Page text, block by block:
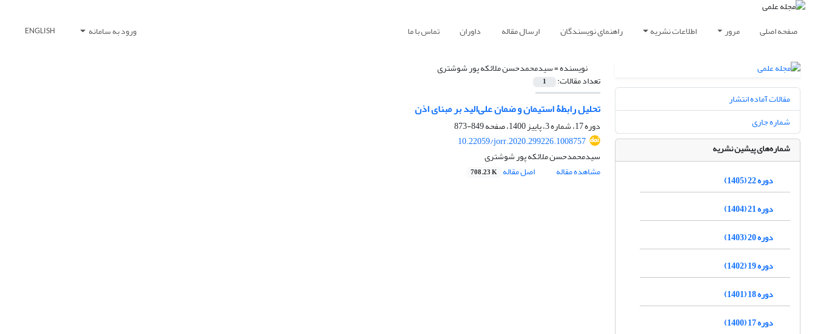
صفحه اصلی مرور اطلاعات نشریه راهنمای نویسندگان ارسال مقاله داوران تماس با ما ورود به سامانه ENGLISH
نویسنده =سیدمحمدحسن ملائکه پور شوشتری
تعداد مقالات: 1
تحلیل رابطۀ استیمان و ضمان علی‌الید بر مبنای اذن
دوره 17، شماره 3، پاییز 1400، صفحه
849-873
10.22059/jorr.2020.299226.1008757
سیدمحمدحسن ملائکه پور شوشتری
مشاهده مقاله
اصل مقاله 708.23 K
مقالات آماده انتشار
شماره جاری
شماره‌های پیشین نشریه
دوره 22 (1405)
دوره 21 (1404)
دوره 20 (1403)
دوره 19 (1402)
دوره 18 (1401)
دوره 17 (1400)